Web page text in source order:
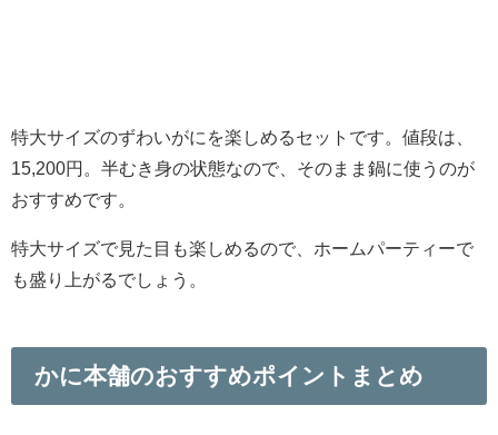
かに本舗 をおすすめするポイントについて、3つにまとめて
みました。 こちらを参考にしながら、満足のいく蟹を探し
てみてくださいね。
品質の良いかにを買うことができる
かにの種類や販売時の状態のラインナップが豊富